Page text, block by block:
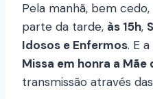
Pela manhã, bem cedo,
parte da tarde, às 15h,
Idosos e Enfermos. E
Missa em honra a Mãe
transmissão através